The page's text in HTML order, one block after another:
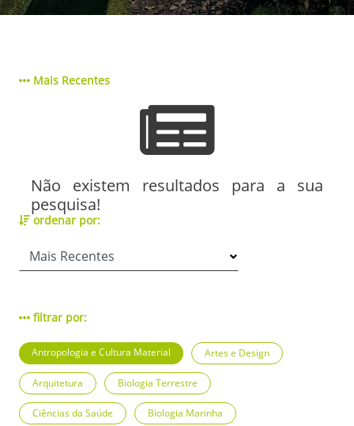
Mais Recentes
Não existem resultados para a sua
pesquisa!
ordenar por:
filtrar por:
Antropologia e Cultura Material Artes e Design
Arquitetura Biologia Terrestre
Ciências da Saúde Biologia Marinha